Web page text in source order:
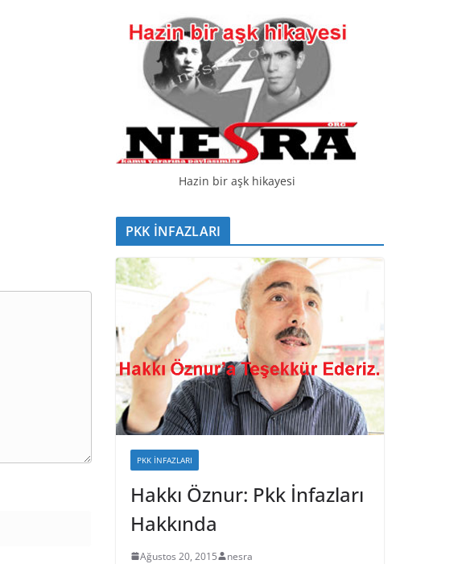
Hazin bir aşk hikayesi
PKK İNFAZLARI
PKK İNFAZLARI
Hakkı Öznur: Pkk İnfazları
Hakkında
Ağustos 20, 2015 nesra